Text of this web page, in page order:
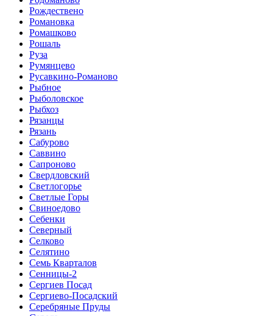
Рождествено
Романовка
Ромашково
Рошаль
Руза
Румянцево
Русавкино-Романово
Рыбное
Рыболовское
Рыбхоз
Рязанцы
Рязань
Сабурово
Саввино
Сапроново
Свердловский
Светлогорье
Светлые Горы
Свиноедово
Себенки
Северный
Селково
Селятино
Семь Кварталов
Сенницы-2
Сергиев Посад
Сергиево-Посадский
Серебряные Пруды